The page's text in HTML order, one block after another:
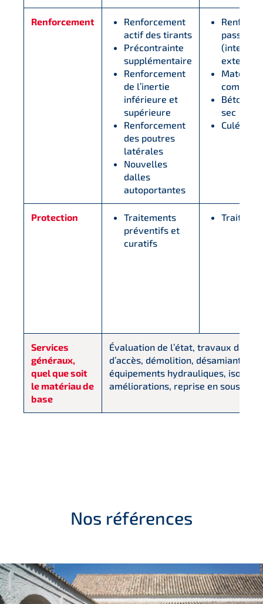
Renforcement
Renforcement
actif des tirants
Précontrainte
supplémentaire
Renforcement
de l’inertie
inférieure et
supérieure
Renforcement
des poutres
latérales
Nouvelles
dalles
autoportantes
passifs
(internes
externes)
Béton
sec
Culées
Protection
Traitements
préventifs et
curatifs
Services
généraux,
quel que soit
le matériau de
base
Évaluation de l’état, travaux dans
d’accès, démolition,
équipements hydrauliques,
améliorations, reprise en sous-
Nos références